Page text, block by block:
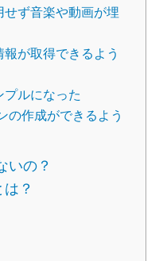
ず音楽や動画が埋
が取得できるよう
ルになった
作成ができるよう
いの？
？